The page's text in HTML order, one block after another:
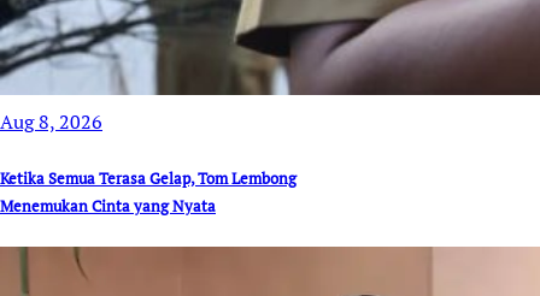
Aug 8, 2026
Ketika Semua Terasa Gelap, Tom Lembong
Menemukan Cinta yang Nyata